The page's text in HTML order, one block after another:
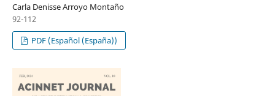
Carla Denisse Arroyo Montaño
92-112
PDF (Español (España))